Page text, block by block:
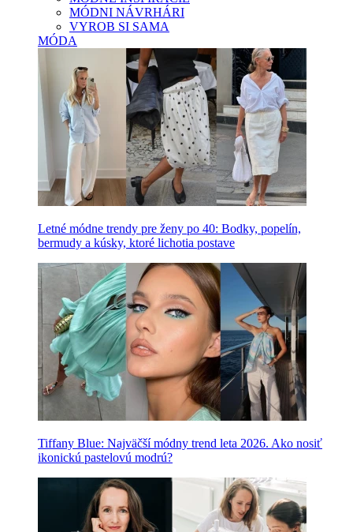
MÓDNI NÁVRHÁRI
VYROB SI SAMA
MÓDA
Letné módne trendy pre ženy po 40: Bodky, popelín,
bermudy a kúsky, ktoré lichotia postave
Tiffany Blue: Najväčší módny trend leta 2026. Ako nosiť
ikonickú pastelovú modrú?